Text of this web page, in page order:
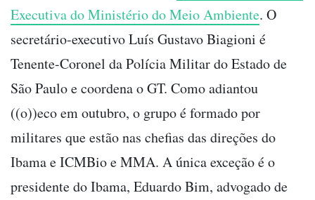
Executiva do Ministério do Meio Ambiente. O
secretário-executivo Luís Gustavo Biagioni é
Tenente-Coronel da Polícia Militar do Estado de
São Paulo e coordena o GT. Como adiantou
((o))eco em outubro, o grupo é formado por
militares que estão nas chefias das direções do
Ibama e ICMBio e MMA. A única exceção é o
presidente do Ibama, Eduardo Bim, advogado de